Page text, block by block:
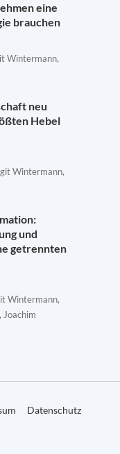
eine
brauchen
Wintermann,
neu
Hebel
Wintermann,
und
getrennten
Wintermann,
Joachim
Datenschutz